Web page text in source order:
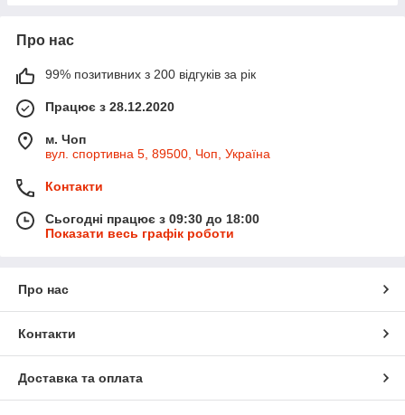
Про нас
99% позитивних з 200 відгуків за рік
Працює з 28.12.2020
м. Чоп
вул. спортивна 5, 89500, Чоп, Україна
Контакти
Сьогодні працює з 09:30 до 18:00
Показати весь графік роботи
Про нас
Контакти
Доставка та оплата